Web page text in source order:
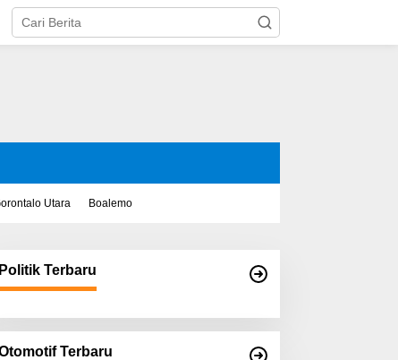
Utara Boalemo
Politik Terbaru
Terbaru